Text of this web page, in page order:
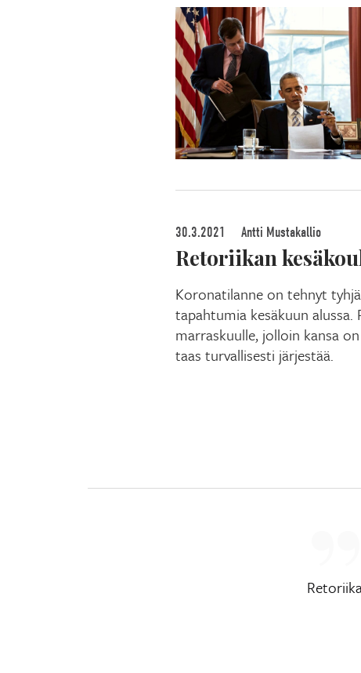
30.3.2021 Antti Mustakallio
Retoriikan
Koronatilanne on tehnyt
tapahtumia kesäkuun
marraskuulle, jolloin kansa
taas turvallisesti järjestää.